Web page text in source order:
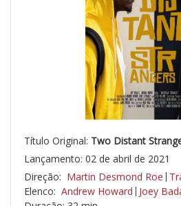
Título Original: Two Distant
Lançamento: 02 de abril de 2021
Direção: Martin Desmond Roe
Elenco: Andrew Howard Joey